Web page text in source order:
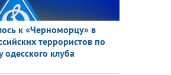
к «Черноморцу» в
террористов по
одесского клуба